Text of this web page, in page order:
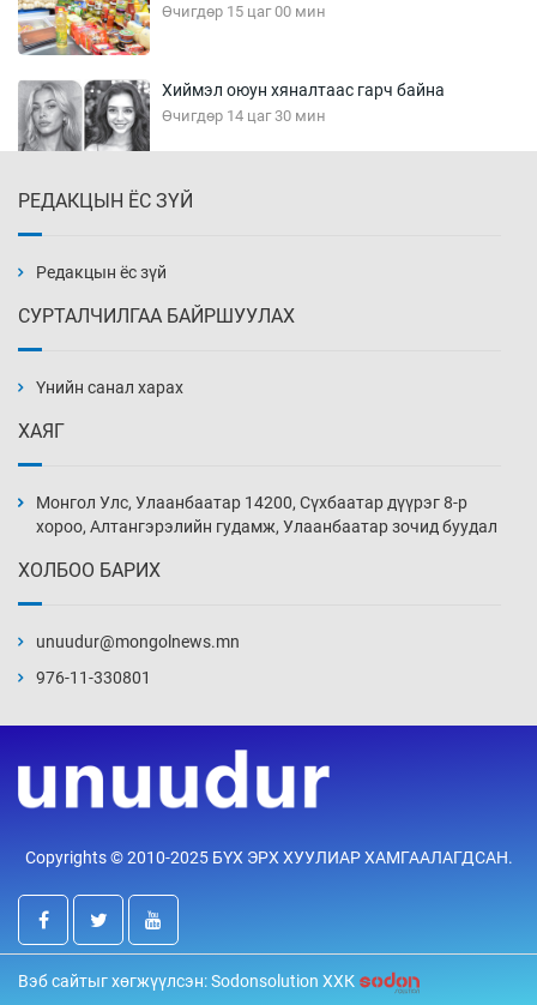
Өчигдөр 15 цаг 00 мин
Хиймэл оюун хяналтаас гарч байна
Өчигдөр 14 цаг 30 мин
Өчигдөр 14 цаг 00 мин
нэмэгджээ
Өчигдөр 13 цаг 30 мин
Өчигдөр 13 цаг 00 мин
Өчигдөр 12 цаг 30 мин
үйлчилж буй гэв
Өчигдөр 12 цаг 00 мин
“Туул усан цогцолбор”-ын ТЭЗҮ-ийг
Энэтхэгийн компанид хариуцуулжээ
РЕДАКЦЫН ЁС ЗҮЙ
Редакцын ёс зүй
СУРТАЛЧИЛГАА БАЙРШУУЛАХ
Үнийн санал харах
ХАЯГ
Монгол Улс, Улаанбаатар 14200, Сүхбаатар дүүрэг 8-р
хороо, Алтангэрэлийн гудамж, Улаанбаатар зочид буудал
ХОЛБОО БАРИХ
unuudur@mongolnews.mn
976-11-330801
Copyrights © 2010-2025 БҮХ ЭРХ ХУУЛИАР ХАМГААЛАГДСАН.
Вэб сайтыг хөгжүүлсэн: Sodonsolution ХХК